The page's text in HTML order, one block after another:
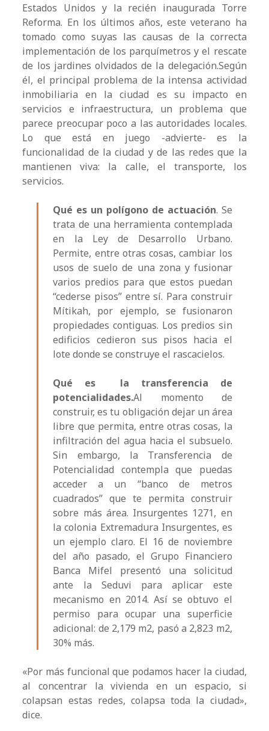
Estados Unidos y la recién inaugurada Torre
Reforma. En los últimos años, este veterano ha
tomado como suyas las causas de la correcta
implementación de los parquímetros y el rescate
de los jardines olvidados de la delegación.Según
él, el principal problema de la intensa actividad
inmobiliaria en la ciudad es su impacto en
servicios e infraestructura, un problema que
parece preocupar poco a las autoridades locales.
Lo que está en juego -advierte- es la
funcionalidad de la ciudad y de las redes que la
mantienen viva: la calle, el transporte, los
servicios.
Qué es un polígono de actuación. Se
trata de una herramienta contemplada
en la Ley de Desarrollo Urbano.
Permite, entre otras cosas, cambiar los
usos de suelo de una zona y fusionar
varios predios para que estos puedan
“cederse pisos” entre sí. Para construir
Mítikah, por ejemplo, se fusionaron
propiedades contiguas. Los predios sin
edificios cedieron sus pisos hacia el
lote donde se construye el rascacielos.
Qué es la transferencia de
potencialidades.Al momento de
construir, es tu obligación dejar un área
libre que permita, entre otras cosas, la
infiltración del agua hacia el subsuelo.
Sin embargo, la Transferencia de
Potencialidad contempla que puedas
acceder a un “banco de metros
cuadrados” que te permita construir
sobre más área. Insurgentes 1271, en
la colonia Extremadura Insurgentes, es
un ejemplo claro. El 16 de noviembre
del año pasado, el Grupo Financiero
Banca Mifel presentó una solicitud
ante la Seduvi para aplicar este
mecanismo en 2014. Así se obtuvo el
permiso para ocupar una superficie
adicional: de 2,179 m2, pasó a 2,823 m2,
30% más.
«Por más funcional que podamos hacer la ciudad,
al concentrar la vivienda en un espacio, si
colapsan estas redes, colapsa toda la ciudad»,
dice.